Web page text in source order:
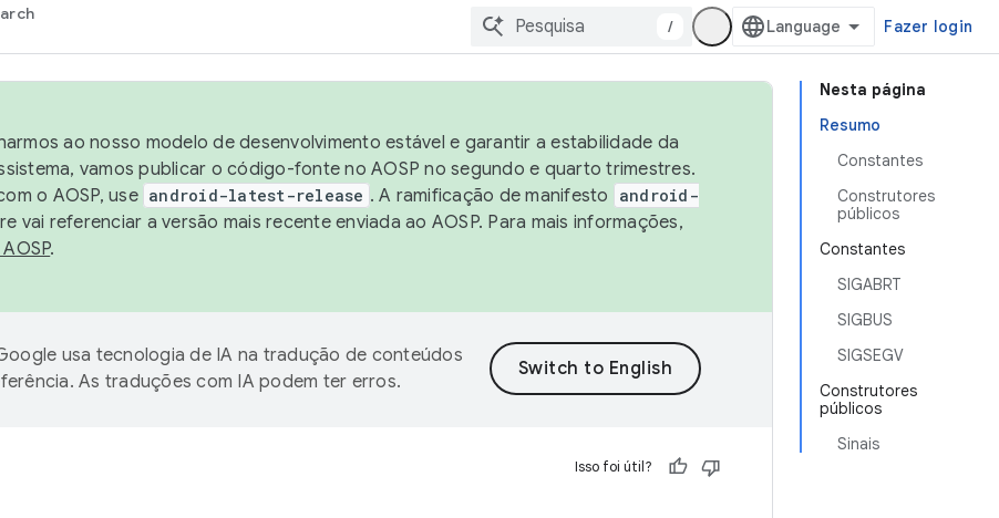
/ Fazer login
Nesta página
Resumo
Constantes
Construtores
públicos
Constantes
SIGABRT
SIGBUS
SIGSEGV
Construtores
públicos
Sinais
ao nosso modelo de desenvolvimento estável e garantir a estabilidade da
vamos publicar o código-fonte no AOSP no segundo e quarto trimestres.
o AOSP, use android-latest-release . A ramificação de manifesto
android-
vai referenciar a versão mais recente enviada ao AOSP. Para mais informações,
.
usa tecnologia de IA na tradução de conteúdos
As traduções com IA podem ter erros.
Isso foi útil?